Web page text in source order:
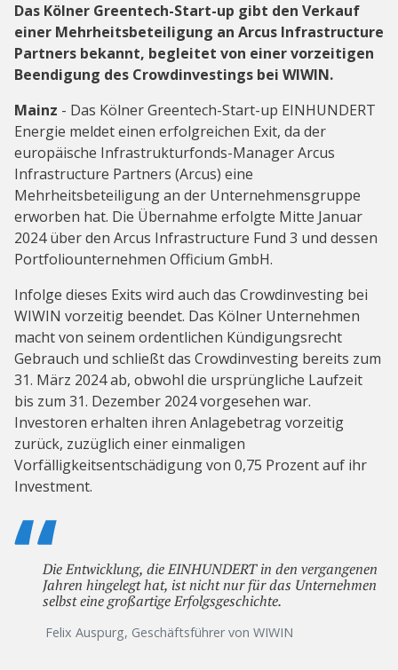
Das Kölner Greentech-Start-up gibt den Verkauf
einer Mehrheitsbeteiligung an Arcus Infrastructure
Partners bekannt, begleitet von einer vorzeitigen
Beendigung des Crowdinvestings bei WIWIN.
Mainz - Das Kölner Greentech-Start-up EINHUNDERT
Energie meldet einen erfolgreichen Exit, da der
europäische Infrastrukturfonds-Manager Arcus
Infrastructure Partners (Arcus) eine
Mehrheitsbeteiligung an der Unternehmensgruppe
erworben hat. Die Übernahme erfolgte Mitte Januar
2024 über den Arcus Infrastructure Fund 3 und dessen
Portfoliounternehmen Officium GmbH.
Infolge dieses Exits wird auch das Crowdinvesting bei
WIWIN vorzeitig beendet. Das Kölner Unternehmen
macht von seinem ordentlichen Kündigungsrecht
Gebrauch und schließt das Crowdinvesting bereits zum
31. März 2024 ab, obwohl die ursprüngliche Laufzeit
bis zum 31. Dezember 2024 vorgesehen war.
Investoren erhalten ihren Anlagebetrag vorzeitig
zurück, zuzüglich einer einmaligen
Vorfälligkeitsentschädigung von 0,75 Prozent auf ihr
Investment.
Die Entwicklung, die EINHUNDERT in den vergangenen
Jahren hingelegt hat, ist nicht nur für das Unternehmen
selbst eine großartige Erfolgsgeschichte.
Felix Auspurg, Geschäftsführer von WIWIN